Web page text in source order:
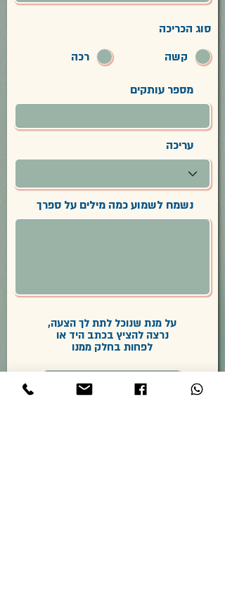
סוג הכריכה
קשה
רכה
מספר עותקים
עריכה
נשמח לשמוע כמה מילים על ספרך
על מנת שנוכל לתת לך הצעה,
נרצה להציץ בכתב היד או
לפחות בחלק ממנו
צירוף הקובץ